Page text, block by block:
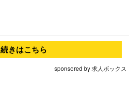
続きはこちら
sponsored by 求人ボックス